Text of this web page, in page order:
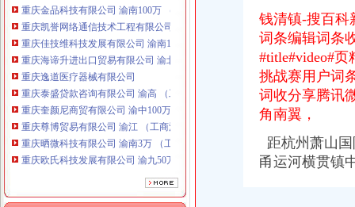
重庆凯誉网络通信技术工程有限公司 渝中300万 （工商变更）
重庆佳技维科技发展有限公司 渝南100万 （进出口权）
重庆海谛升进出口贸易有限公司 渝北100万 （进出口权）
重庆逸道医疗器械有限公司
重庆泰盛贷款咨询有限公司 渝高 （工商注册）
重庆奎颜尼商贸有限公司 渝中100万 （工商注册）
重庆尊博贸易有限公司 渝江 （工商注册）
重庆晒微科技有限公司 渝南3万 （工商注册）
重庆欧氏科技发展有限公司 渝九50万 （进出口权）
重庆市明诚塑料制品有限责任公司 渝高100万 （进出口权）
重庆金品科技有限公司 渝南100万 （进出口权）
重庆凯誉网络通信技术工程有限公司 渝中300万 （工商变更）
钱清镇-搜百科
词条编辑词条
#title#video#
挑战赛用户词
词收分享腾讯
角南翼，
距杭州萧山
甬运河横贯镇